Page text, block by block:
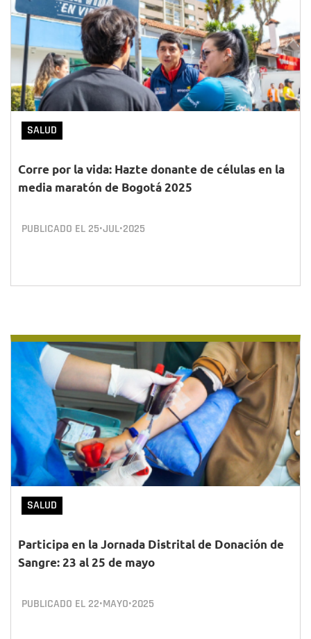
SALUD
Corre por la vida: Hazte donante de células en la
media maratón de Bogotá 2025
PUBLICADO EL 25•JUL•2025
SALUD
Participa en la Jornada Distrital de Donación de
Sangre: 23 al 25 de mayo
PUBLICADO EL 22•MAYO•2025